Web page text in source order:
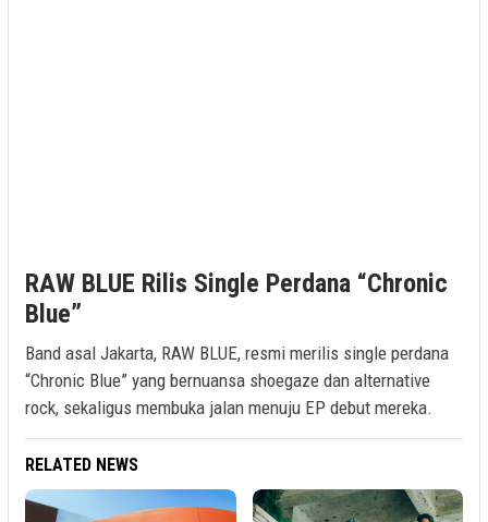
RAW BLUE Rilis Single Perdana “Chronic
Blue”
Band asal Jakarta, RAW BLUE, resmi merilis single perdana
“Chronic Blue” yang bernuansa shoegaze dan alternative
rock, sekaligus membuka jalan menuju EP debut mereka.
RELATED NEWS